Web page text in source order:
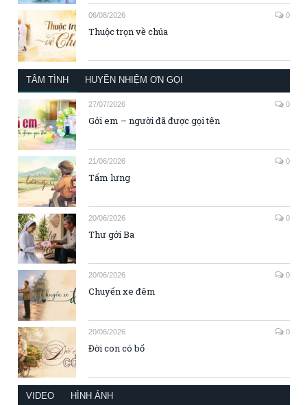
06/08/2026 0
Thuộc trọn về chúa
TÂM TÌNH HUYỀN NHIỆM ƠN GỌI
27/07/2026 0
Gởi em – người đã được gọi tên
21/06/2026 0
Tấm lưng
20/06/2026 0
Thư gởi Ba
20/06/2026 0
Chuyến xe đêm
20/06/2026 0
Đời con có bố
VIDEO HÌNH ẢNH